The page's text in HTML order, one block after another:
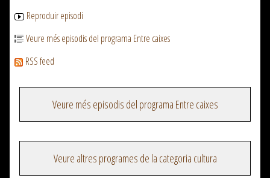
Reproduir episodi
Veure més episodis del programa Entre caixes
RSS feed
Veure més episodis del programa Entre caixes
Veure altres programes de la categoria cultura